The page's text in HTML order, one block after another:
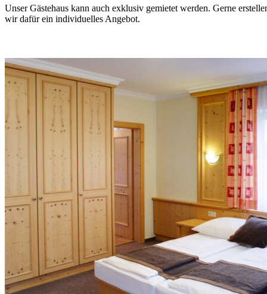
Unser Gästehaus kann auch exklusiv gemietet werden. Gerne
wir dafür ein individuelles Angebot.